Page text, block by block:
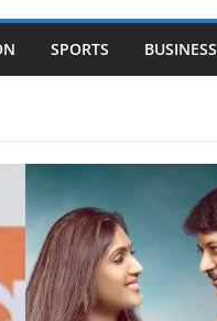
SPORTS BUSINESS